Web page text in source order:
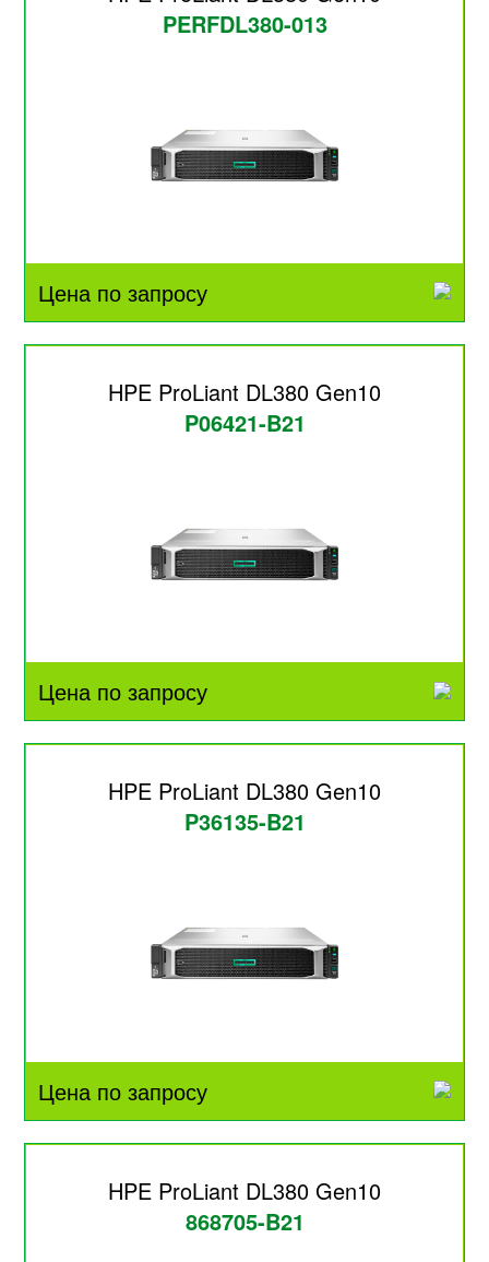
PERFDL380-013
Цена по запросу
HPE ProLiant DL380 Gen10
P06421-B21
Цена по запросу
HPE ProLiant DL380 Gen10
P36135-B21
Цена по запросу
HPE ProLiant DL380 Gen10
868705-B21